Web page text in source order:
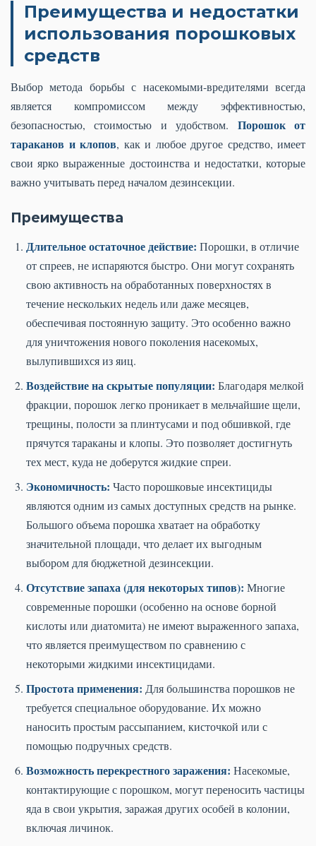
Преимущества и недостатки
использования порошковых
средств
Выбор метода борьбы с насекомыми-вредителями всегда
является компромиссом между эффективностью,
безопасностью, стоимостью и удобством. Порошок от
тараканов и клопов, как и любое другое средство, имеет
свои ярко выраженные достоинства и недостатки, которые
важно учитывать перед началом дезинсекции.
Преимущества
Длительное остаточное действие: Порошки, в отличие
от спреев, не испаряются быстро. Они могут сохранять
свою активность на обработанных поверхностях в
течение нескольких недель или даже месяцев,
обеспечивая постоянную защиту. Это особенно важно
для уничтожения нового поколения насекомых,
вылупившихся из яиц.
Воздействие на скрытые популяции: Благодаря мелкой
фракции, порошок легко проникает в мельчайшие щели,
трещины, полости за плинтусами и под обшивкой, где
прячутся тараканы и клопы. Это позволяет достигнуть
тех мест, куда не доберутся жидкие спреи.
Экономичность: Часто порошковые инсектициды
являются одним из самых доступных средств на рынке.
Большого объема порошка хватает на обработку
значительной площади, что делает их выгодным
выбором для бюджетной дезинсекции.
Отсутствие запаха (для некоторых типов): Многие
современные порошки (особенно на основе борной
кислоты или диатомита) не имеют выраженного запаха,
что является преимуществом по сравнению с
некоторыми жидкими инсектицидами.
Простота применения: Для большинства порошков не
требуется специальное оборудование. Их можно
наносить простым рассыпанием, кисточкой или с
помощью подручных средств.
Возможность перекрестного заражения: Насекомые,
контактирующие с порошком, могут переносить частицы
яда в свои укрытия, заражая других особей в колонии,
включая личинок.